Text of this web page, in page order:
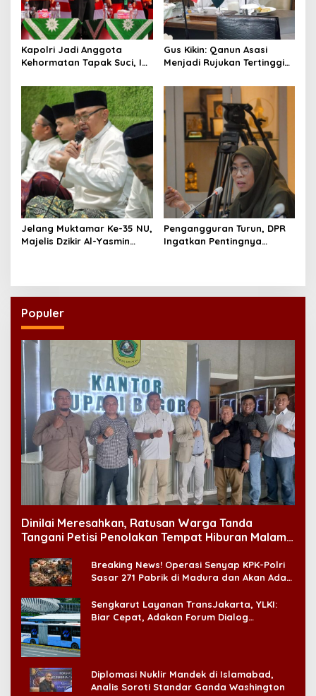
Kapolri Jadi Anggota
Kehormatan Tapak Suci, Ini
Gus Kikin: Qanun Asasi
Menjadi Rujukan Tertinggi
Jelang Muktamar Ke-35 NU,
Majelis Dzikir Al-Yasmin
Pengangguran Turun, DPR
Ingatkan Pentingnya
Populer
Dinilai Meresahkan, Ratusan Warga Tanda
Tangani Petisi Penolakan Tempat Hiburan Malam
Breaking News! Operasi Senyap KPK-Polri
Sasar 271 Pabrik di Madura dan Akan Ada
Sengkarut Layanan TransJakarta, YLKI:
Biar Cepat, Adakan Forum Dialog
Diplomasi Nuklir Mandek di Islamabad,
Analis Soroti Standar Ganda Washington